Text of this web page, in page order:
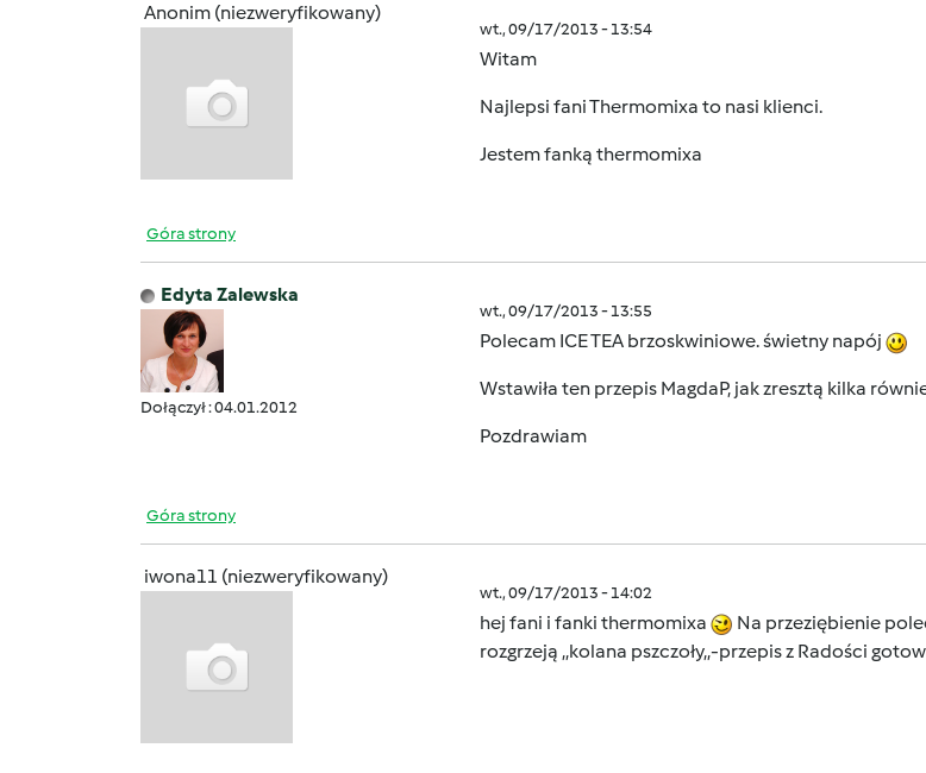
Anonim (niezweryfikowany)
wt., 09/17/2013 - 13:54
Witam
Najlepsi fani Thermomixa to nasi klienci.
Jestem fanką thermomixa
Góra strony
Edyta Zalewska
Dołączył : 04.01.2012
wt., 09/17/2013 - 13:55
Polecam ICE TEA brzoskwiniowe. świetny napój
Wstawiła ten przepis MagdaP, jak zresztą kilka
Pozdrawiam
Góra strony
iwona11 (niezweryfikowany)
wt., 09/17/2013 - 14:02
hej fani i fanki thermomixa
Na przeziębienie
rozgrzeją ,,kolana pszczoły,,-przepis z Radości